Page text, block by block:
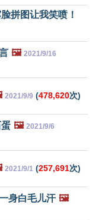
拼图让我笑喷！
🖼️ 2021/9/16
2021/9/9 (478,620次)
🖼️ 2021/9/6
2021/9/1 (257,691次)
身白毛儿汗 🖼️